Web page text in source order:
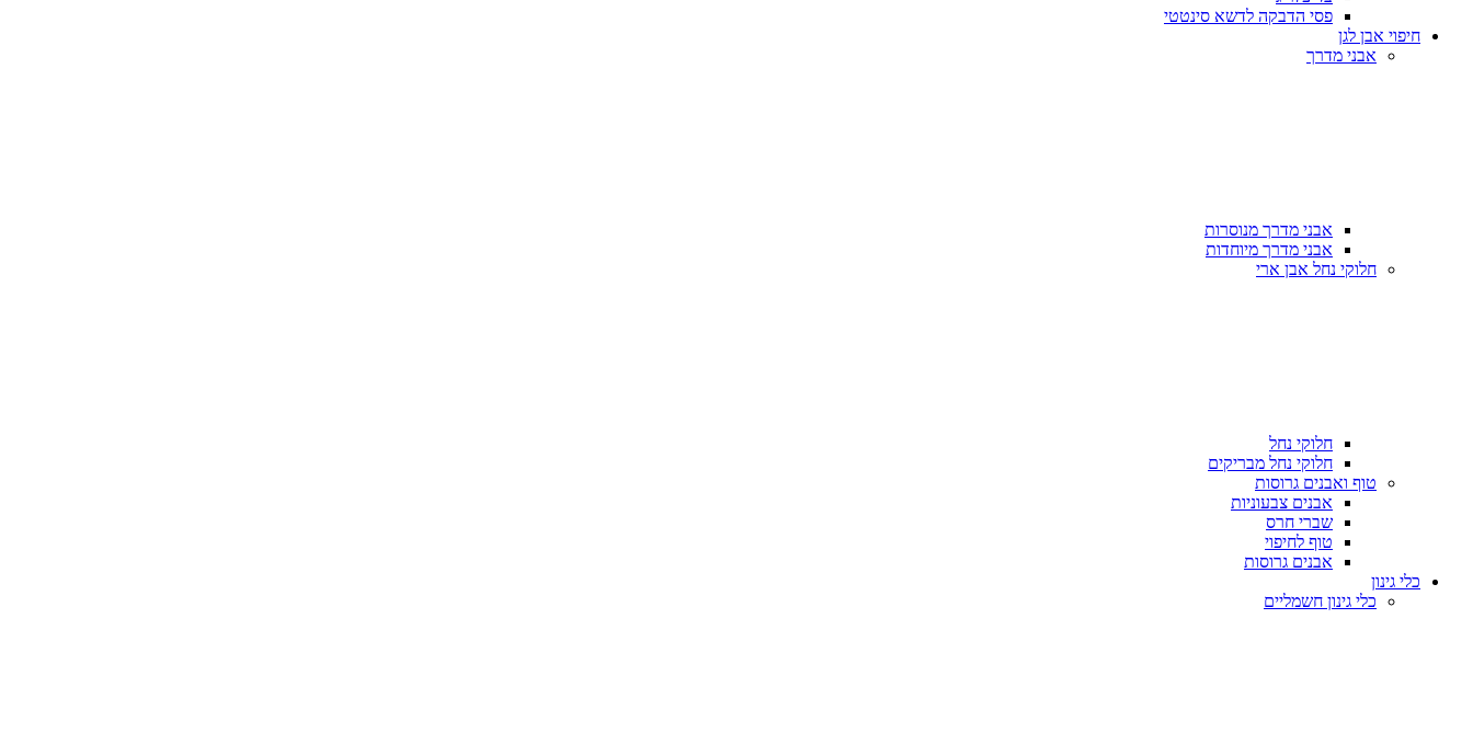
פסי הדבקה לדשא סינטטי
חיפוי אבן לגן
אבני מדרך
אבני מדרך מנוסרות
אבני מדרך מיוחדות
חלוקי נחל אבן ארי
חלוקי נחל
חלוקי נחל מבריקים
טוף ואבנים גרוסות
אבנים צבעוניות
שברי חרס
טוף לחיפוי
אבנים גרוסות
כלי גינון
כלי גינון חשמליים